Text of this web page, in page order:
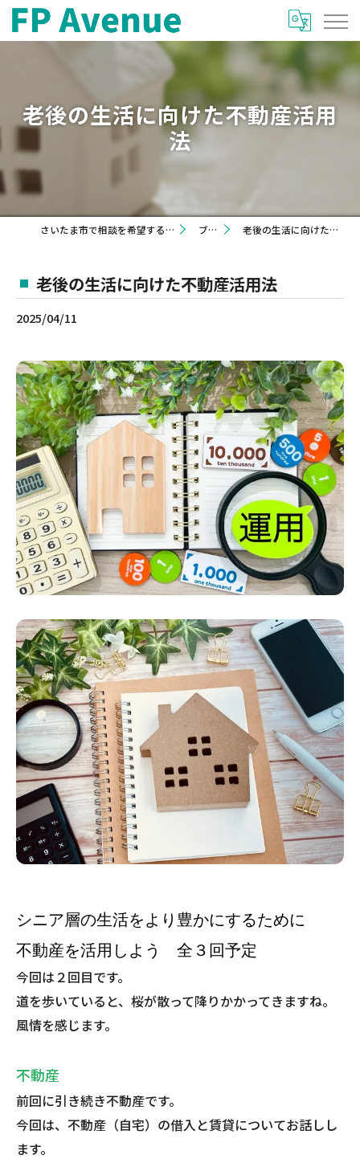
老後の生活に向けた不動産活用
法
さいたま市で相談を希望するならFP Avenue ブログ 老後の生活に向けた不動産活用法
老後の生活に向けた不動産活用法
2025/04/11
シニア層の生活をより豊かにするために
不動産を活用しよう 全３回予定
今回は２回目です。
道を歩いていると、桜が散って降りかかってきますね。
風情を感じます。
不動産
前回に引き続き不動産です。
今回は、不動産（自宅）の借入と賃貸についてお話しし
ます。